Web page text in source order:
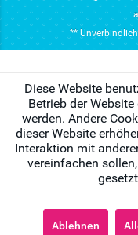
**
Diese Website
Betrieb der
werden. Andere
dieser Website
Interaktion mit
vereinfachen
Ablehnen